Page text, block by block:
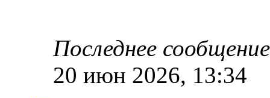
Последнее
20 июн 2026, 13:34